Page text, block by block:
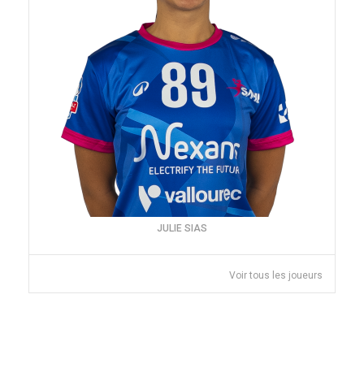
JULIE SIAS
Voir tous les joueurs